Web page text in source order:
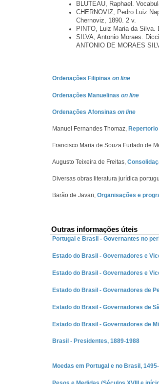
BLUTEAU, Raphael.
CHERNOVIZ, Pedro Luiz
Chernoviz, 1890. 2 v.
PINTO, Luiz Maria da Silva.
SILVA, Antonio Moraes.
ANTONIO DE MORAES
Ordenações Filipinas on line
Ordenações Manuelinas on line
Ordenações Afonsinas on line
Manuel Fernandes Thomaz,
Francisco Maria de Souza Furtado de
Augusto Teixeira de Freitas,
Diversas obras literatura jurídica
Barão de Javari, Organisações e
Outras informações úteis
Portugal e Brasil - Governantes no
Estado do Brasil - Governadores e
Estado do Brasil - Governadores e
Estado do Brasil - Governadores de
Estado do Brasil - Governadores de
Estado do Brasil - Governadores de
Brasil - Presidentes, 1889-1988
Moedas em Portugal e no Brasil,